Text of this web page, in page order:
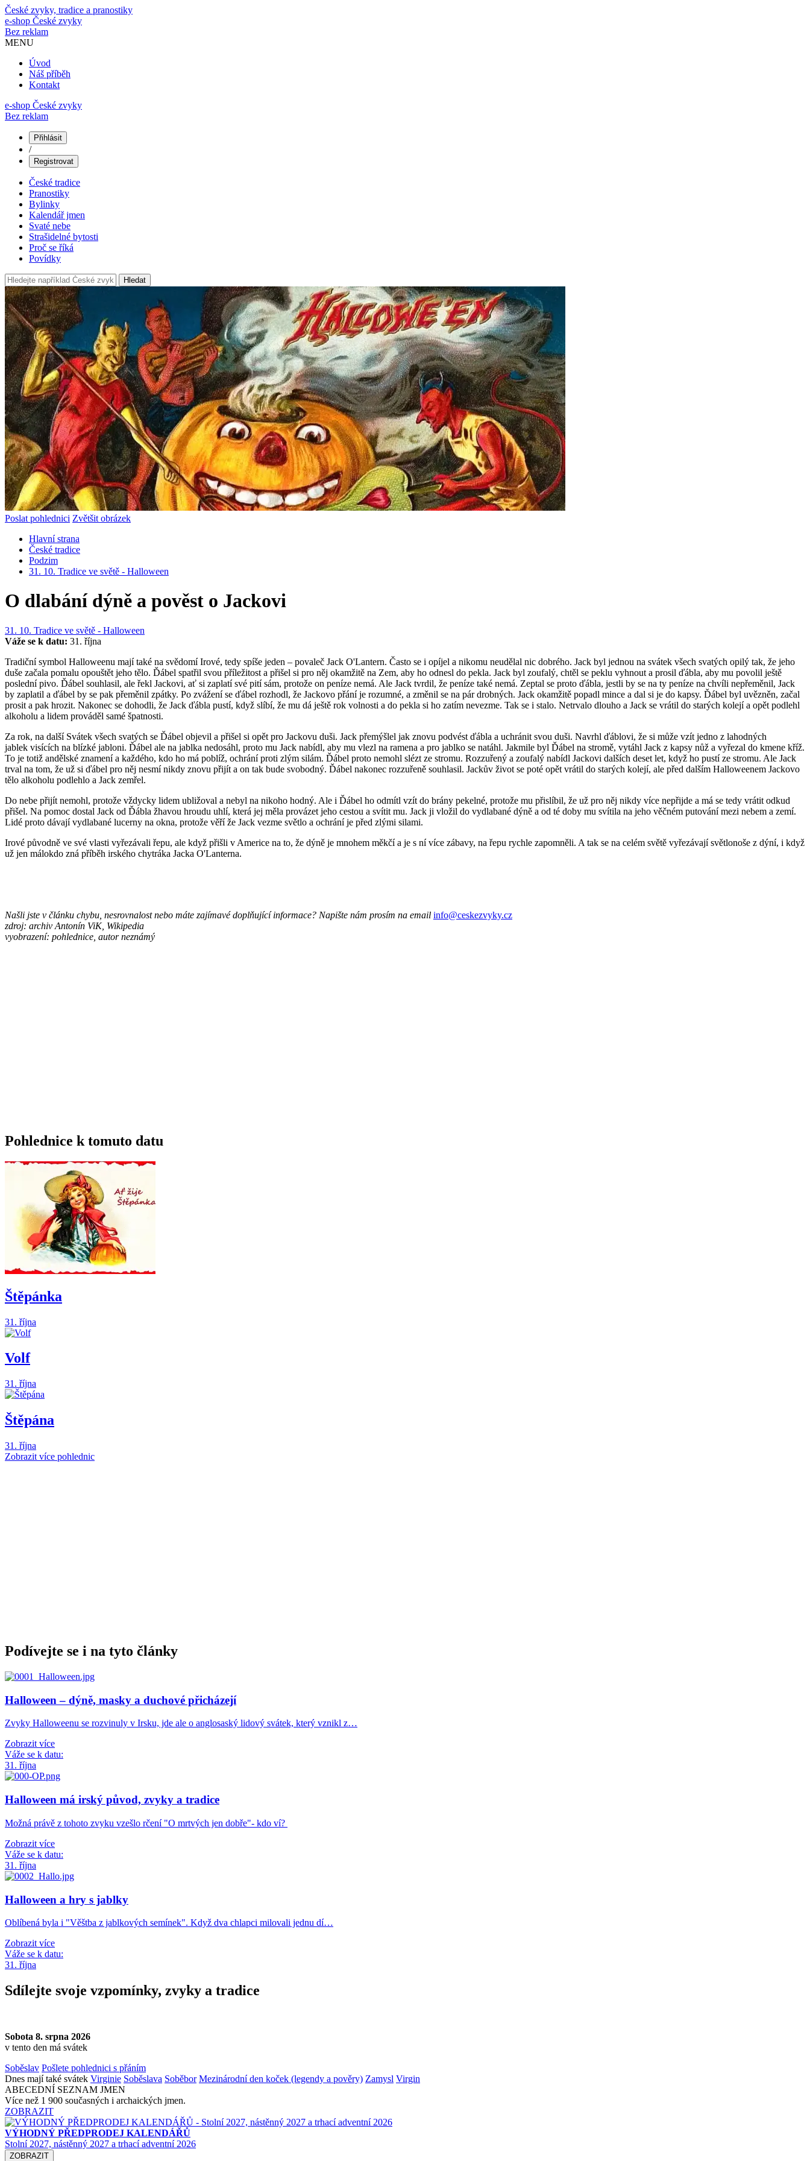
České zvyky, tradice a pranostiky
e-shop České zvyky
Bez reklam
MENU
Úvod
Náš příběh
Kontakt
e-shop České zvyky
Bez reklam
Přihlásit
/
Registrovat
České tradice
Pranostiky
Bylinky
Kalendář jmen
Svaté nebe
Strašidelné bytosti
Proč se říká
Povídky
Hledat
Poslat pohlednici Zvětšit obrázek
Hlavní strana
České tradice
Podzim
31. 10. Tradice ve světě - Halloween
O dlabání dýně a pověst o Jackovi
31. 10. Tradice ve světě - Halloween
Váže se k datu: 31. října
Tradiční symbol Halloweenu mají také na svědomí Irové, tedy spíše jeden – povaleč Jack O'Lantern. Často se i opíjel a nikomu neudělal nic dobrého. Jack byl jednou na svátek všech svatých opilý tak, že jeho
duše začala pomalu opouštět jeho tělo. Ďábel spatřil svou příležitost a přišel si pro něj okamžitě na Zem, aby ho odnesl do pekla. Jack byl zoufalý, chtěl se peklu vyhnout a prosil ďábla, aby mu povolil ještě
poslední pivo. Ďábel souhlasil, ale řekl Jackovi, ať si zaplatí své pití sám, protože on peníze nemá. Ale Jack tvrdil, že peníze také nemá. Zeptal se proto ďábla, jestli by se na ty peníze na chvíli nepřeměnil, Jack
by zaplatil a ďábel by se pak přeměnil zpátky. Po zvážení se ďábel rozhodl, že Jackovo přání je rozumné, a změnil se na pár drobných. Jack okamžitě popadl mince a dal si je do kapsy. Ďábel byl uvězněn, začal
prosit a pak hrozit. Nakonec se dohodli, že Jack ďábla pustí, když slíbí, že mu dá ještě rok volnosti a do pekla si ho zatím nevezme. Tak se i stalo. Netrvalo dlouho a Jack se vrátil do starých kolejí a opět podlehl
alkoholu a lidem prováděl samé špatnosti.
Za rok, na další Svátek všech svatých se Ďábel objevil a přišel si opět pro Jackovu duši. Jack přemýšlel jak znovu podvést ďábla a uchránit svou duši. Navrhl ďáblovi, že si může vzít jedno z lahodných
jablek visících na blízké jabloni. Ďábel ale na jablka nedosáhl, proto mu Jack nabídl, aby mu vlezl na ramena a pro jablko se natáhl. Jakmile byl Ďábel na stromě, vytáhl Jack z kapsy nůž a vyřezal do kmene kříž.
To je totiž andělské znamení a každého, kdo ho má poblíž, ochrání proti zlým silám. Ďábel proto nemohl slézt ze stromu. Rozzuřený a zoufalý nabídl Jackovi dalších deset let, když ho pustí ze stromu. Ale Jack
trval na tom, že už si ďábel pro něj nesmí nikdy znovu přijít a on tak bude svobodný. Ďábel nakonec rozzuřeně souhlasil. Jackův život se poté opět vrátil do starých kolejí, ale před dalším Halloweenem Jackovo
tělo alkoholu podlehlo a Jack zemřel.
Do nebe přijít nemohl, protože vždycky lidem ubližoval a nebyl na nikoho hodný. Ale i Ďábel ho odmítl vzít do brány pekelné, protože mu přislíbil, že už pro něj nikdy více nepřijde a má se tedy vrátit odkud
přišel. Na pomoc dostal Jack od Ďábla žhavou hroudu uhlí, která jej měla provázet jeho cestou a svítit mu. Jack ji vložil do vydlabané dýně a od té doby mu svítila na jeho věčném putování mezi nebem a zemí.
Lidé proto dávají vydlabané lucerny na okna, protože věří že Jack vezme světlo a ochrání je před zlými silami.
Irové původně ve své vlasti vyřezávali řepu, ale když přišli v Americe na to, že dýně je mnohem měkčí a je s ní více zábavy, na řepu rychle zapomněli. A tak se na celém světě vyřezávají světlonoše z dýní, i když
už jen málokdo zná příběh irského chytráka Jacka O'Lanterna.
Našli jste v článku chybu, nesrovnalost nebo máte zajímavé doplňující informace? Napište nám prosím na email info@ceskezvyky.cz
zdroj: archiv Antonín ViK, Wikipedia
vyobrazení: pohlednice, autor neznámý
Pohlednice k tomuto datu
Štěpánka
31. října
Volf
31. října
Štěpána
31. října
Zobrazit více pohlednic
Podívejte se i na tyto články
Halloween – dýně, masky a duchové přicházejí
Zvyky Halloweenu se rozvinuly v Irsku, jde ale o anglosaský lidový svátek, který vznikl z…
Zobrazit více
Váže se k datu:
31. října
Halloween má irský původ, zvyky a tradice
Možná právě z tohoto zvyku vzešlo rčení "O mrtvých jen dobře"- kdo ví?
Zobrazit více
Váže se k datu:
31. října
Halloween a hry s jablky
Oblíbená byla i "Věštba z jablkových semínek". Když dva chlapci milovali jednu dí…
Zobrazit více
Váže se k datu:
31. října
Sdílejte svoje vzpomínky, zvyky a tradice
Sobota 8. srpna 2026
v tento den má svátek
Soběslav Pošlete pohlednici s přáním
Dnes mají také svátek Virginie Soběslava Soběbor Mezinárodní den koček (legendy a pověry) Zamysl Virgin
ABECEDNÍ SEZNAM JMEN
Více než 1 900 současných i archaických jmen.
ZOBRAZIT
VÝHODNÝ PŘEDPRODEJ KALENDÁŘŮ
Stolní 2027, nástěnný 2027 a trhací adventní 2026
ZOBRAZIT